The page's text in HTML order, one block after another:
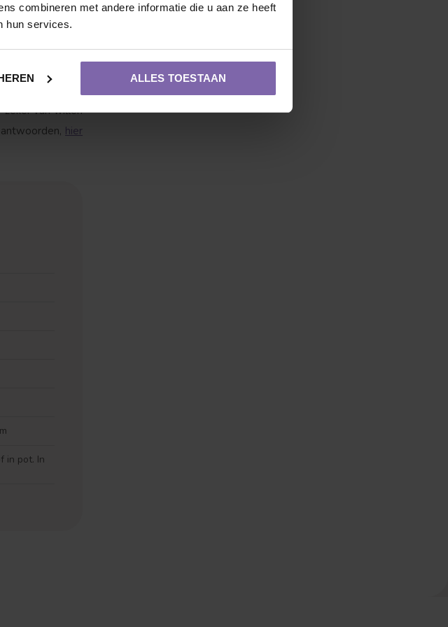
combineren met andere informatie die u aan ze heeft
hun services.
ALLES TOESTAAN
Bij
!
een veilig
even in het
van willen
hier
in pot. In